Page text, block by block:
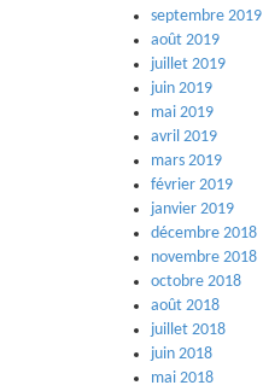
septembre 2019
août 2019
juillet 2019
juin 2019
mai 2019
avril 2019
mars 2019
février 2019
janvier 2019
décembre 2018
novembre 2018
octobre 2018
août 2018
juillet 2018
juin 2018
mai 2018